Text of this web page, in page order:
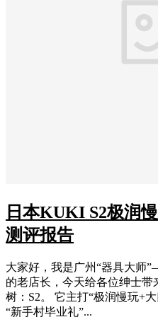
日本KUKI S2极润
测评报告
大家好，我是广州“器具大师
的老店长，今天给各位绅士
树：S2。 它主打“极润慢玩+
“新手村毕业礼”...